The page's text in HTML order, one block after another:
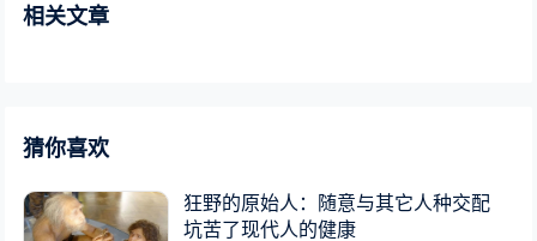
相关文章
猜你喜欢
狂野的原始人：随意与其它人种交配
坑苦了现代人的健康